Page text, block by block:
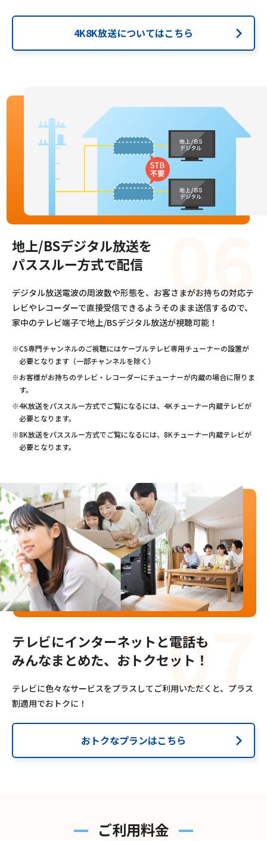
4K8K放送についてはこちら
地上/BSデジタル放送を
パススルー方式で配信
デジタル放送電波の周波数や形態を、お客さまがお持ちの対応テ
レビやレコーダーで直接受信できるようそのまま送信するので、
家中のテレビ端子で地上/BSデジタル放送が視聴可能！
※CS専門チャンネルのご視聴にはケーブルテレビ専用チューナーの設置が
必要となります（一部チャンネルを除く）
※お客様がお持ちのテレビ・レコーダーにチューナーが内蔵の場合に限りま
す。
※4K放送をパススルー方式でご覧になるには、4Kチューナー内蔵テレビが
必要となります。
※8K放送をパススルー方式でご覧になるには、8Kチューナー内蔵テレビが
必要となります。
テレビにインターネットと電話も
みんなまとめた、おトクセット！
テレビに色々なサービスをプラスしてご利用いただくと、 プラス
割適用でおトクに！
おトクなプランはこちら
ご利用料金